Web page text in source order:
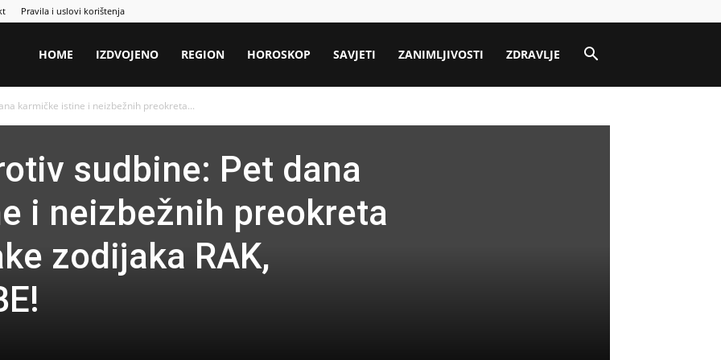
Pravila i uslovi korištenja
HOME IZDVOJENO REGION HOROSKOP SAVJETI ZANIMLJIVOSTI ZDRAVLJE
karmičke istine i neizbežnih preokreta...
sudbine: Pet dana
i neizbežnih preokreta
zodijaka RAK,